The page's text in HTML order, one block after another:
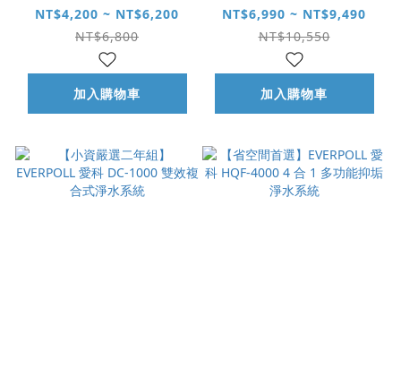
1000 雙效複合式淨水
系統
NT$4,200 ~ NT$6,200
NT$6,800
加入購物車
NT$6,990 ~ NT$9,490
NT$10,550
加入購物車